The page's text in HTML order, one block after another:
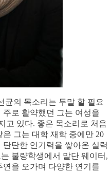
균의 목소리는 두말 할 필요
로 활약했던 그는 여성을
고 있다. 좋은 목소리로 처음
그는 대학 재학 중에만 20
탄한 연기력을 쌓아온 실력
불량학생에서 말단 웨이터,
을 오가며 다양한 연기를